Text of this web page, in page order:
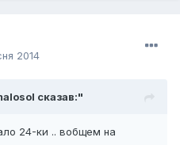
2014
сказав:"
24-ки .. вобщем на